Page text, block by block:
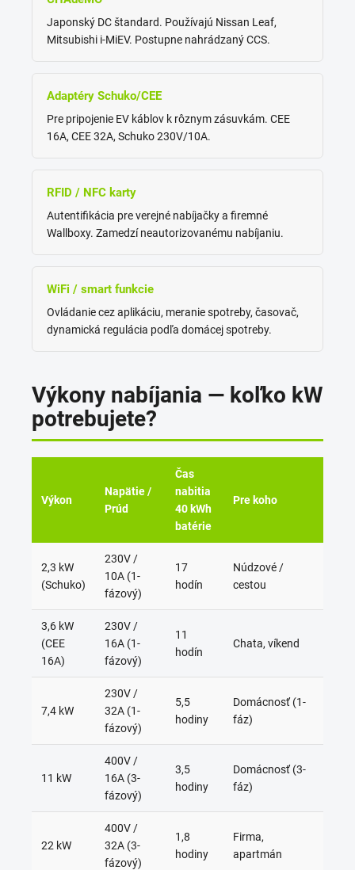
Japonský DC štandard. Používajú Nissan Leaf,
Mitsubishi i-MiEV. Postupne nahrádzaný CCS.
Adaptéry Schuko/CEE
Pre pripojenie EV káblov k rôznym zásuvkám. CEE
16A, CEE 32A, Schuko 230V/10A.
RFID / NFC karty
Autentifikácia pre verejné nabíjačky a firemné
Wallboxy. Zamedzí neautorizovanému nabíjaniu.
WiFi / smart funkcie
Ovládanie cez aplikáciu, meranie spotreby, časovač,
dynamická regulácia podľa domácej spotreby.
Výkony nabíjania — koľko kW
potrebujete?
Výkon
Napätie /
Prúd
Čas
nabitia
40 kWh
batérie
Pre koho
2,3 kW
(Schuko)
230V /
10A (1-
fázový)
17
hodín
Núdzové /
cestou
3,6 kW
(CEE
16A)
230V /
16A (1-
fázový)
11
hodín
Chata, víkend
7,4 kW
230V /
32A (1-
fázový)
5,5
hodiny
Domácnosť (1-
fáz)
11 kW
400V /
16A (3-
fázový)
3,5
hodiny
Domácnosť (3-
fáz)
22 kW
400V /
32A (3-
fázový)
1,8
hodiny
Firma,
apartmán